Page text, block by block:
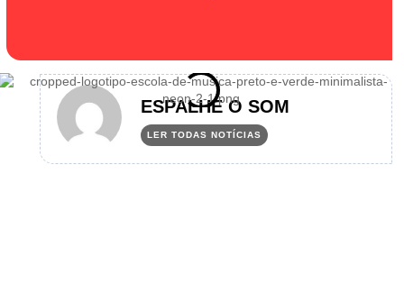
ESPALHE O SOM
LER TODAS NOTÍCIAS